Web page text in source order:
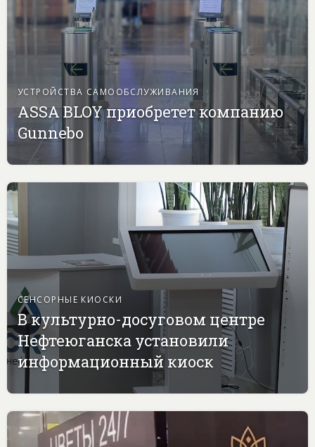
УСТРОЙСТВА САМООБСЛУЖИВАНИЯ
ASSA BLOY приобретет компанию
Gunnebo
СЕНСОРНЫЕ КИОСКИ
В культурно-досуговом центре
Нефтеюганска установили
информационный киоск